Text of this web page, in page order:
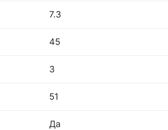
7.3
45
3
51
Да